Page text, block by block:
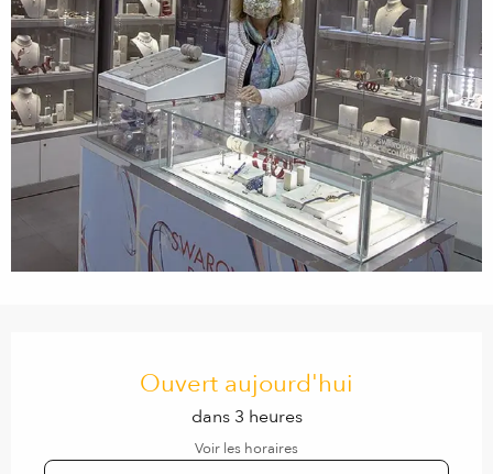
Ouvert aujourd'hui
dans 3 heures
Voir les horaires